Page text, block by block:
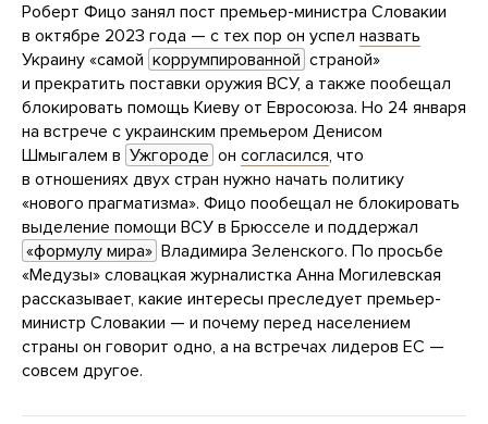
Роберт Фицо занял пост премьер-министра Словакии
в октябре 2023 года — с тех пор он успел назвать
Украину «самой коррумпированной страной»
и прекратить поставки оружия ВСУ, а также пообещал
блокировать помощь Киеву от Евросоюза. Но 24 января
на встрече с украинским премьером Денисом
Шмыгалем в Ужгороде он согласился, что
в отношениях двух стран нужно начать политику
«нового прагматизма». Фицо пообещал не блокировать
выделение помощи ВСУ в Брюсселе и поддержал
«формулу мира» Владимира Зеленского. По просьбе
«Медузы» словацкая журналистка Анна Могилевская
рассказывает, какие интересы преследует премьер-
министр Словакии — и почему перед населением
страны он говорит одно, а на встречах лидеров ЕС —
совсем другое.